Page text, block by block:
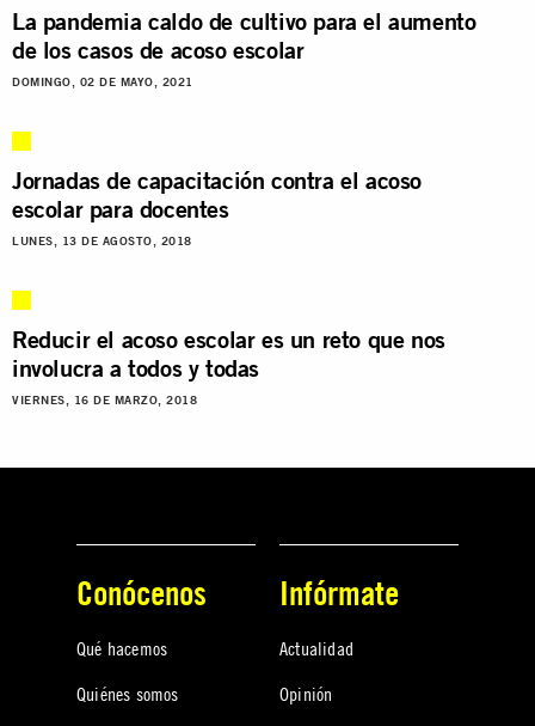
La pandemia caldo de cultivo para el aumento
de los casos de acoso escolar
DOMINGO, 02 DE MAYO, 2021
Jornadas de capacitación contra el acoso
escolar para docentes
LUNES, 13 DE AGOSTO, 2018
Reducir el acoso escolar es un reto que nos
involucra a todos y todas
VIERNES, 16 DE MARZO, 2018
Conócenos
Qué hacemos
Quiénes somos
Infórmate
Actualidad
Opinión